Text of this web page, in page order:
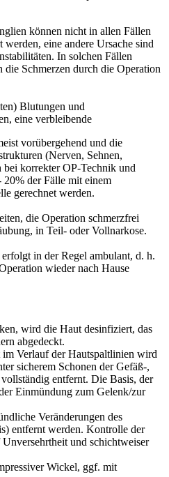
können nicht in allen Fällen
eine andere Ursache sind
In solchen Fällen
die Schmerzen durch die Operation
Blutungen und
eine verbleibende
vorübergehend und die
(Nerven, Sehnen,
bei korrekter OP-Technik und
der Fälle mit einem
gerechnet werden.
die Operation schmerzfrei
in Teil- oder Vollnarkose.
in der Regel ambulant, d. h.
wieder nach Hause
wird die Haut desinfiziert, das
abgedeckt.
Verlauf der Hautspaltlinien wird
sicherem Schonen der Gefäß-,
entfernt. Die Basis, der
Einmündung zum Gelenk/zur
Veränderungen des
entfernt werden. Kontrolle der
und schichtweiser
Wickel, ggf. mit